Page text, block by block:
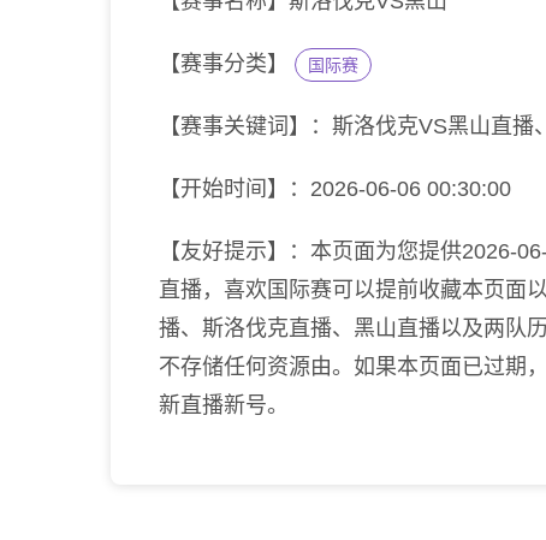
【赛事分类】 国际赛
【赛事关键词】：斯洛伐克VS黑山直
【开始时间】：2026-06-06 00:30:00
【友好提示】：本页面为您提供2026-
直播，喜欢国际赛可以提前收藏本页面
播、斯洛伐克直播、黑山直播以及两队
不存储任何资源由。如果本页面已过期
新直播新号。